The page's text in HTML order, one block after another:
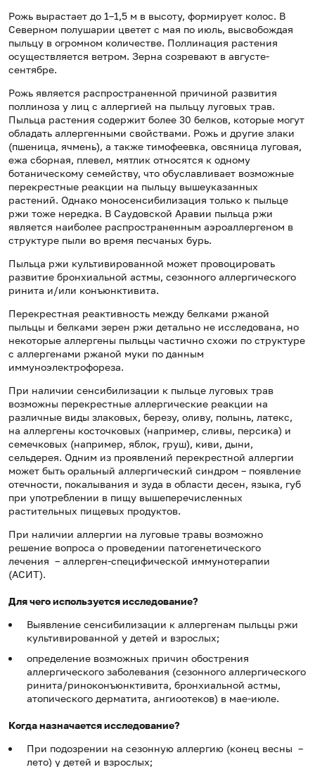
Рожь вырастает до 1–1,5 м в высоту, формирует колос. В
Северном полушарии цветет с мая по июль, высвобождая
пыльцу в огромном количестве. Поллинация растения
осуществляется ветром. Зерна созревают в августе-
сентябре.
Рожь является распространенной причиной развития
поллиноза у лиц с аллергией на пыльцу луговых трав.
Пыльца растения содержит более 30 белков, которые могут
обладать аллергенными свойствами. Рожь и другие злаки
(пшеница, ячмень), а также тимофеевка, овсяница луговая,
ежа сборная, плевел, мятлик относятся к одному
ботаническому семейству, что обуславливает возможные
перекрестные реакции на пыльцу вышеуказанных
растений. Однако моносенсибилизация только к пыльце
ржи тоже нередка. В Саудовской Аравии пыльца ржи
является наиболее распространенным аэроаллергеном в
структуре пыли во время песчаных бурь.
Пыльца ржи культивированной может провоцировать
развитие бронхиальной астмы, сезонного аллергического
ринита и/или конъюнктивита.
Перекрестная реактивность между белками ржаной
пыльцы и белками зерен ржи детально не исследована, но
некоторые аллергены пыльцы частично схожи по структуре
с аллергенами ржаной муки по данным
иммуноэлектрофореза.
При наличии сенсибилизации к пыльце луговых трав
возможны перекрестные аллергические реакции на
различные виды злаковых, березу, оливу, полынь, латекс,
на аллергены косточковых (например, сливы, персика) и
семечковых (например, яблок, груш), киви, дыни,
сельдерея. Одним из проявлений перекрестной аллергии
может быть оральный аллергический синдром – появление
отечности, покалывания и зуда в области десен, языка, губ
при употреблении в пищу вышеперечисленных
растительных пищевых продуктов.
При наличии аллергии на луговые травы возможно
решение вопроса о проведении патогенетического
лечения – аллерген-специфической иммунотерапии
(АСИТ).
Для чего используется исследование?
Выявление сенсибилизации к аллергенам пыльцы ржи
культивированной у детей и взрослых;
определение возможных причин обострения
аллергического заболевания (сезонного аллергического
ринита/риноконъюнктивита, бронхиальной астмы,
атопического дерматита, ангиоотеков) в мае-июле.
Когда назначается исследование?
При подозрении на сезонную аллергию (конец весны –
лето) у детей и взрослых;